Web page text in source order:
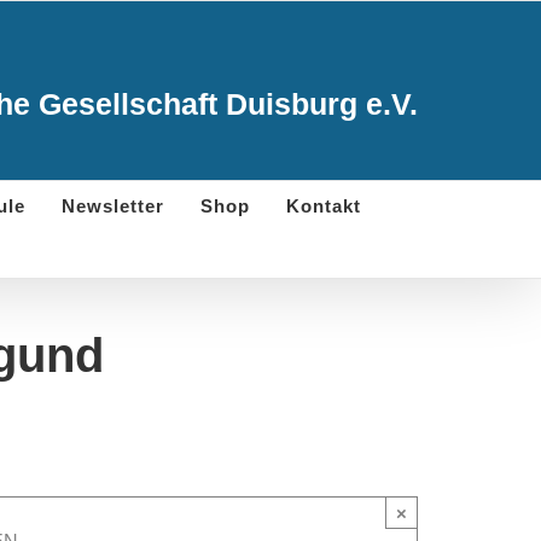
Gesellschaft Duisburg e.V.
Newsletter Shop Kontakt
×